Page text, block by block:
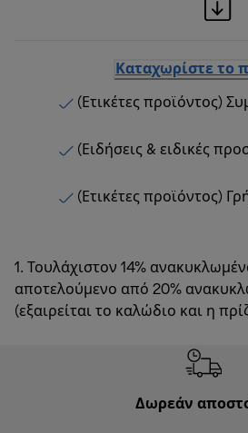
Καταχωρίστε το
(Ετικέτες προϊόντος)
(Ειδήσεις & ειδικές
(Ετικέτες προϊόντος)
1. Τουλάχιστον 14%
αποτελούμενο από 20%
(εξαιρείται το καλώδιο και η
Δωρεάν